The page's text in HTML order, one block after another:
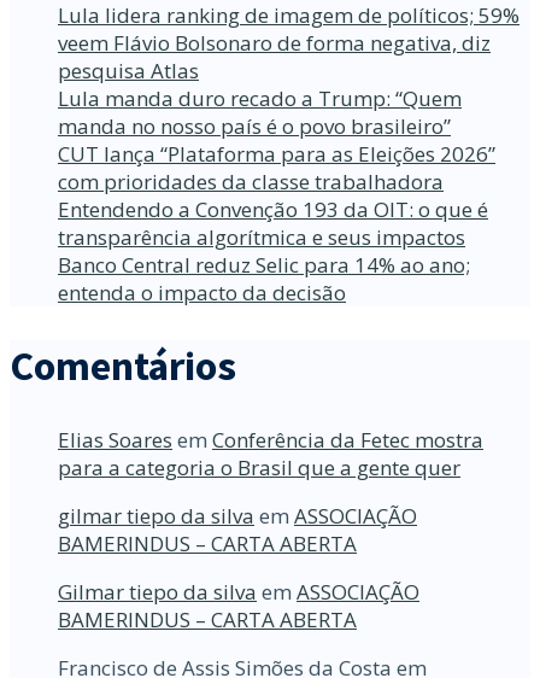
Lula lidera ranking de imagem de políticos; 59%
veem Flávio Bolsonaro de forma negativa, diz
pesquisa Atlas
Lula manda duro recado a Trump: “Quem
manda no nosso país é o povo brasileiro”
CUT lança “Plataforma para as Eleições 2026”
com prioridades da classe trabalhadora
Entendendo a Convenção 193 da OIT: o que é
transparência algorítmica e seus impactos
Banco Central reduz Selic para 14% ao ano;
entenda o impacto da decisão
Comentários
Elias Soares em Conferência da Fetec mostra
para a categoria o Brasil que a gente quer
gilmar tiepo da silva em ASSOCIAÇÃO
BAMERINDUS – CARTA ABERTA
Gilmar tiepo da silva em ASSOCIAÇÃO
BAMERINDUS – CARTA ABERTA
Francisco de Assis Simões da Costa em